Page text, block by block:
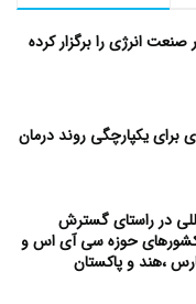
صنعت انرژی را برگزار کرده
برای یکپارچگی روند درمان
در راستای گسترش
کشورهای حوزه سی آی اس و
،هند و پاکستان